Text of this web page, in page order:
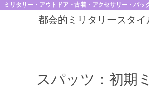
ミリタリー・アウトドア・古着・アクセサリー・バッ
都会的ミリタリースタイ
スパッツ：初期